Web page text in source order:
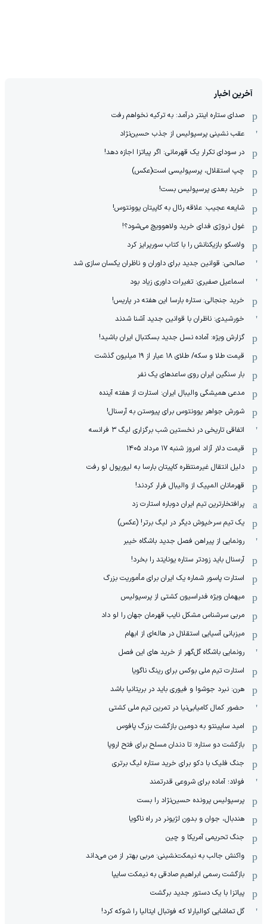
آخرین اخبار
صدای ستاره اینتر درآمد: به ترکیه نخواهم رفت
عقب نشینی پرسپولیس از جذب حسین‌نژاد
در سودای تکرار یک قهرمانی: اگر پیاتزا اجازه دهد!
چپ استقلال، پرسپولیسی است(عکس)
خرید بعدی پرسپولیس بست!
شایعه عجیب: علاقه رئال به کاپیتان یوونتوس!
غول نروژی فدای خرید ولاهوویچ می‌شود؟!
ولاسکو بازیکنانش را با کتاب سورپرایز کرد
صالحی: قوانین جدید برای داوران و ناظران یکسان سازی شد
اسماعیل صفیری: تغیرات داوری زیاد بود
خرید جنجالی: ستاره بارسا این هفته در پاریس!
خورشیدی: ناظران با قوانین جدید آشنا شدند
گزارش ویژه‌: آماده نسل جدید بسکتبال ایران باشید!
قیمت طلا و سکه/ طلای ۱۸ عیار از ۱۹ میلیون گذشت
بار سنگین ایران روی ساعدهای یک نفر
مدعی همیشگی والیبال ایران: استارت از هفته آینده
شورش جواهر یوونتوس برای پیوستن به آرسنال!
اتفاقی تاریخی در نخستین شب برگزاری لیگ ۳ فرانسه
قیمت دلار آزاد امروز شنبه ۱۷ مرداد ۱۴۰۵
دلیل انتقال غیرمنتظره کاپیتان بارسا به لیورپول لو رفت
قهرمانان المپیک از والیبال فرار کردند!
پرافتخارترین تیم ایران دوباره استارت زد
یک تیم سرخپوش دیگر در لیگ برتر! (عکس)
رونمایی از پیراهن فصل جدید باشگاه خیبر
آرسنال باید زودتر ستاره یونایتد را بخرد!
استارت پاسور شماره یک ایران برای مأموریت بزرگ
میهمان ویژه فدراسیون کشتی از پرسپولیس
مربی سرشناس مشکل نایب قهرمان جهان را لو داد
میزبانی آسیایی استقلال در هاله‌ای از ابهام
رونمایی باشگاه گل‌گهر از خرید های این فصل
استارت تیم ملی بوکس برای رینگ ناگویا
هرن: نبرد جوشوا و فیوری باید در بریتانیا باشد
حضور کمال کامیابی‌نیا در تمرین تیم ملی کشتی
امید ساپینتو به دومین بازگشت بزرگ پافوس
بازگشت دو ستاره: تا دندان مسلح برای فتح اروپا
جنگ فلیک با دکو برای خرید ستاره لیگ برتری
فولاد؛ آماده برای شروعی قدرتمند
پرسپولیس پرونده حسین‌نژاد را بست
هندبال، جوان و بدون لژیونر در راه ناگویا
جنگ تحریمی آمریکا و چین
واکنش جالب به نیمکت‌نشینی: مربی بهتر از من می‌داند
بازگشت رسمی ابراهیم صادقی به نیمکت سایپا
پیاتزا با یک دستور جدید برگشت
گل تماشایی کوالیارلا که فوتبال ایتالیا را شوکه کرد!